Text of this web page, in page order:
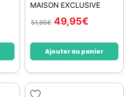
MAISON EXCLUSIVE
51,95€ 49,95€
Ajouter au panier